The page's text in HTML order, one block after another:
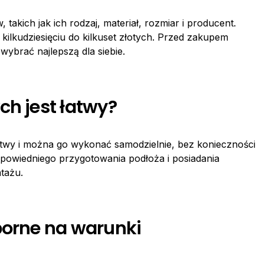
takich jak ich rodzaj, materiał, rozmiar i producent.
do kilkuset złotych. Przed zakupem
najlepszą dla siebie.
jest łatwy?
i można go wykonać samodzielnie, bez konieczności
przygotowania podłoża i posiadania
na warunki